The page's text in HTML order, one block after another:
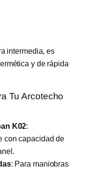
intermedia, es
y de rápida
Tu Arcotecho
K02:
con capacidad de
: Para maniobras